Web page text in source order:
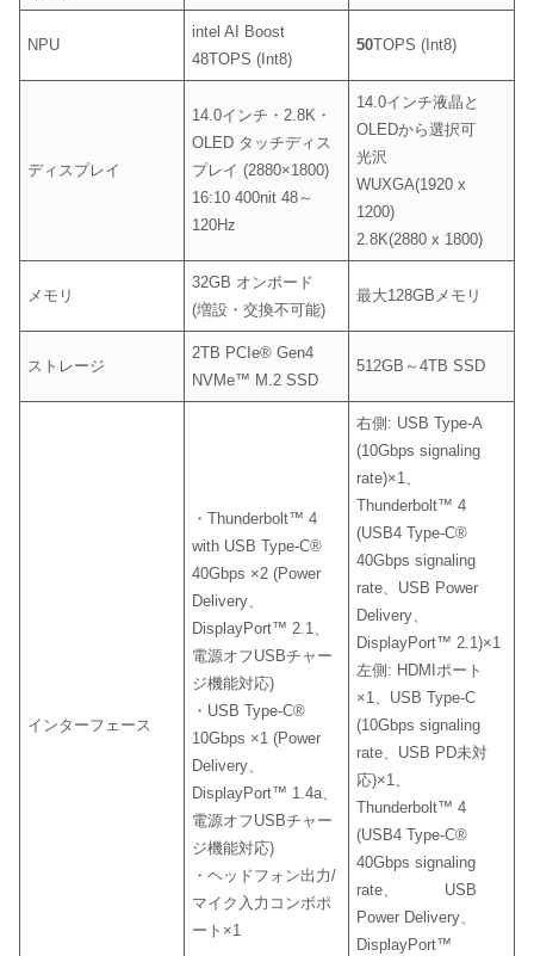
NPU
intel AI Boost
48TOPS (Int8)
50TOPS (Int8)
ディスプレイ
14.0インチ・2.8K・
OLED タッチディス
プレイ (2880×1800)
16:10 400nit 48～
120Hz
14.0インチ液晶と
OLEDから選択可
光沢
WUXGA(1920 x
1200)
2.8K(2880 x 1800)
メモリ
32GB オンボード
(増設・交換不可能)
最大128GBメモリ
ストレージ
2TB PCIe® Gen4
NVMe™ M.2 SSD
512GB～4TB SSD
インターフェース
・Thunderbolt™ 4
with USB Type-C®
40Gbps ×2 (Power
Delivery、
DisplayPort™ 2.1、
電源オフUSBチャー
ジ機能対応)
・USB Type-C®
10Gbps ×1 (Power
Delivery、
DisplayPort™ 1.4a、
電源オフUSBチャー
ジ機能対応)
・ヘッドフォン出力/
マイク入力コンボポ
ート×1
右側: USB Type-A
(10Gbps signaling
rate)×1、
Thunderbolt™ 4
(USB4 Type-C®
40Gbps signaling
rate、USB Power
Delivery、
DisplayPort™ 2.1)×1
左側: HDMIポート
×1、USB Type-C
(10Gbps signaling
rate、USB PD未対
応)×1、
Thunderbolt™ 4
(USB4 Type-C®
40Gbps signaling
rate、 USB
Power Delivery、
DisplayPort™